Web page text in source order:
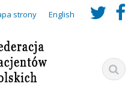
t
i c
strony English